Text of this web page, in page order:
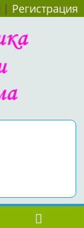
| Регистрация